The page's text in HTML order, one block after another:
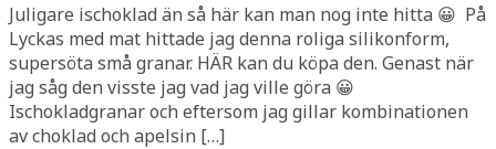
Juligare ischoklad än så här kan man nog inte hitta 😀 På
Lyckas med mat hittade jag denna roliga silikonform,
supersöta små granar. HÄR kan du köpa den. Genast när
jag såg den visste jag vad jag ville göra 😀
Ischokladgranar och eftersom jag gillar kombinationen
av choklad och apelsin […]